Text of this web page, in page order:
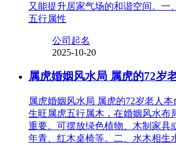
又能提升居家气场的和谐空间。一
五行属性
公司起名
2025-10-20
属虎婚姻风水局 属虎的72岁
属虎婚姻风水局 属虎的72岁老人
生旺属虎五行属木，在婚姻风水布
重要。可摆放绿色植物、木制家具
年青、红木桌椅等。二、水木相生